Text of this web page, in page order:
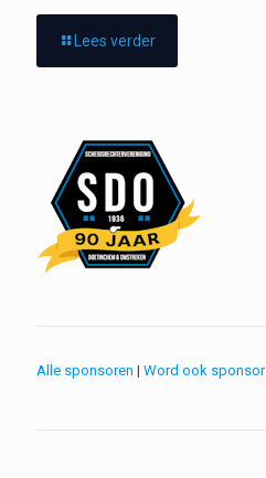
Lees verder
Alle sponsoren | Word ook sponsor